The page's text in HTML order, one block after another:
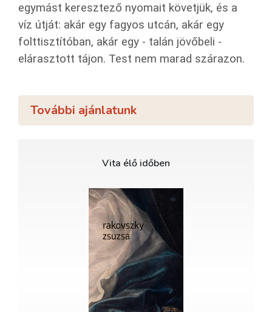
egymást keresztező nyomait követjük, és a
víz útját: akár egy fagyos utcán, akár egy
folttisztítóban, akár egy - talán jövőbeli -
elárasztott tájon. Test nem marad szárazon.
További ajánlatunk
Vita élő időben